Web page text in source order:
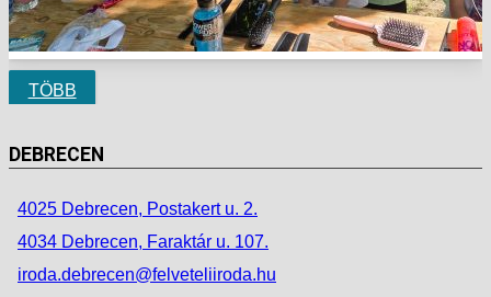
TÖBB
DEBRECEN
4025 Debrecen, Postakert u. 2.
4034 Debrecen, Faraktár u. 107.
iroda.debrecen@felveteliiroda.hu